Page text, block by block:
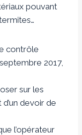
pouvant
contrôle
2017,
sur les
devoir de
l’opérateur